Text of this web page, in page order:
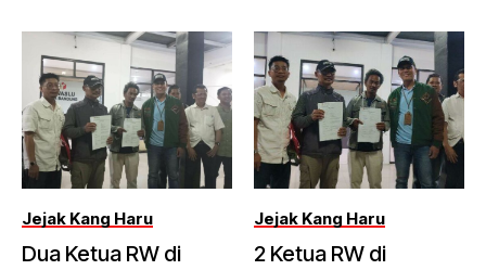
Jejak Kang Haru
Dua Ketua RW di
Jejak Kang Haru
2 Ketua RW di